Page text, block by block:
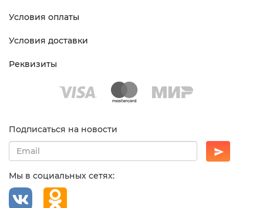
Условия оплаты
Условия доставки
Реквизиты
Подписаться на новости
Мы в социальных сетях: